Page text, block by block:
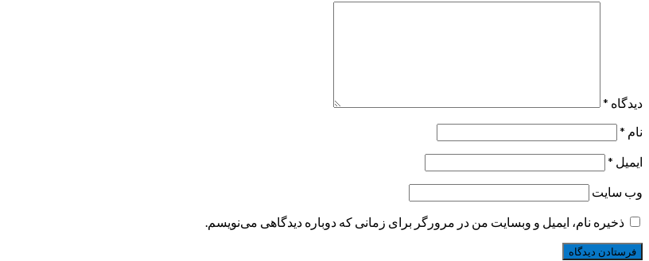
دیدگاه *
نام *
ایمیل *
وب‌ سایت
ذخیره نام، ایمیل و وبسایت من در مرورگر برای زمانی که دوباره دیدگاهی می‌نویسم.